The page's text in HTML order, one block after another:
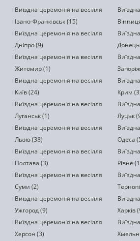
Виїздна церемонія на весілля
Івано-Франківськ (15)
Виїздна церемонія на весілля
Дніпро (9)
Виїздна церемонія на весілля
Житомир (1)
Виїздна церемонія на весілля
Київ (24)
Крим
Виїздна церемонія на весілля
Луганськ (1)
Луцьк
Виїздна церемонія на весілля
Львів (38)
Одеса
Виїздна церемонія на весілля
Полтава (3)
Рівне
Виїздна церемонія на весілля
Суми (2)
Виїздна церемонія на весілля
Ужгород (9)
Харків
Виїздна церемонія на весілля
Херсон (3)